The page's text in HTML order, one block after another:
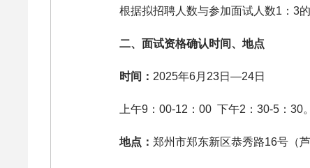
根据拟招聘人数与参加面试人数1：3
二、面试资格确认时间、地点
时间： 2025年6月23日—24日
上午9：00-12：00 下午2：30-5：30。
地点：郑州市郑东新区恭秀路16号（